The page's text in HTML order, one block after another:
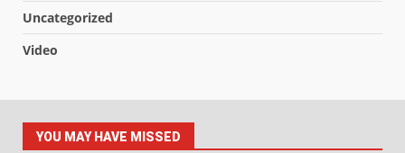
Uncategorized
Video
YOU MAY HAVE MISSED